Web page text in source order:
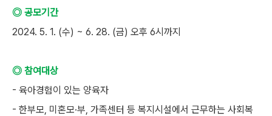
◎ 공모기간
2024. 5. 1. (수) ~ 6. 28. (금) 오후 6시까지
◎ 참여대상
- 육아경험이 있는 양육자
- 한부모, 미혼모·부, 가족센터 등 복지시설에서 근무하는 사회복